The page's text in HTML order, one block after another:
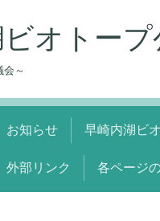
オトー
会～
お知らせ 早崎内湖ビ
外部リンク 各ページ